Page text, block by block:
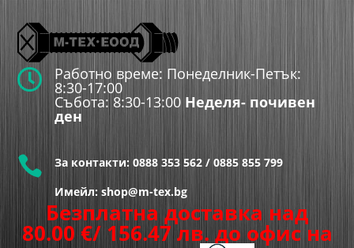
 Работно време: Понеделник-Петък:
8:30-17:00
Събота: 8:30-13:00 Неделя- почивен
ден
 За контакти: 0888 353 562 / 0885 855 799
Имейл: shop@m-tex.bg
Безплатна доставка над
80.00 €/ 156.47 лв. до офис на